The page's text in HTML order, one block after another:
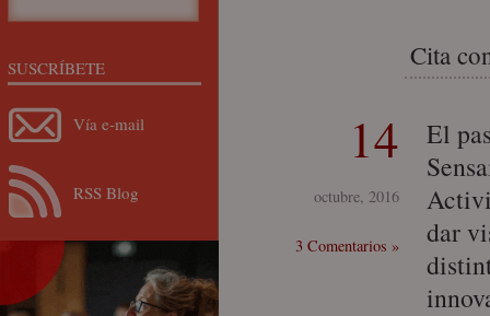
Cita
14
octubre, 2016
3 Comentarios »
El
dar
SUSCRÍBETE
Vía e-mail
RSS Blog